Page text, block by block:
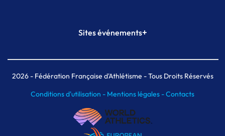
Plateforme Formation
Sites événements+
Meeting de Paris indoor
MAIF Ekiden de Paris
2026- Fédération Française d'Athlétisme - Tous Droits Réservés
Conditions d'utilisation - Mentions légales -Contacts